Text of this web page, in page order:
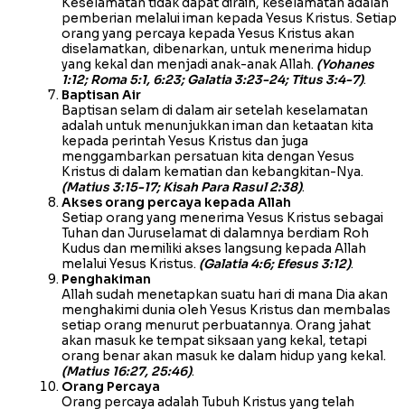
Keselamatan tidak dapat diraih, keselamatan adalah
pemberian melalui iman kepada Yesus Kristus. Setiap
orang yang percaya kepada Yesus Kristus akan
diselamatkan, dibenarkan, untuk menerima hidup
yang kekal dan menjadi anak-anak Allah. (Yohanes
1:12; Roma 5:1, 6:23; Galatia 3:23-24; Titus 3:4-7).
Baptisan Air
Baptisan selam di dalam air setelah keselamatan
adalah untuk menunjukkan iman dan ketaatan kita
kepada perintah Yesus Kristus dan juga
menggambarkan persatuan kita dengan Yesus
Kristus di dalam kematian dan kebangkitan-Nya.
(Matius 3:15-17; Kisah Para Rasul 2:38).
Akses orang percaya kepada Allah
Setiap orang yang menerima Yesus Kristus sebagai
Tuhan dan Juruselamat di dalamnya berdiam Roh
Kudus dan memiliki akses langsung kepada Allah
melalui Yesus Kristus. (Galatia 4:6; Efesus 3:12).
Penghakiman
Allah sudah menetapkan suatu hari di mana Dia akan
menghakimi dunia oleh Yesus Kristus dan membalas
setiap orang menurut perbuatannya. Orang jahat
akan masuk ke tempat siksaan yang kekal, tetapi
orang benar akan masuk ke dalam hidup yang kekal.
(Matius 16:27, 25:46).
Orang Percaya
Orang percaya adalah Tubuh Kristus yang telah